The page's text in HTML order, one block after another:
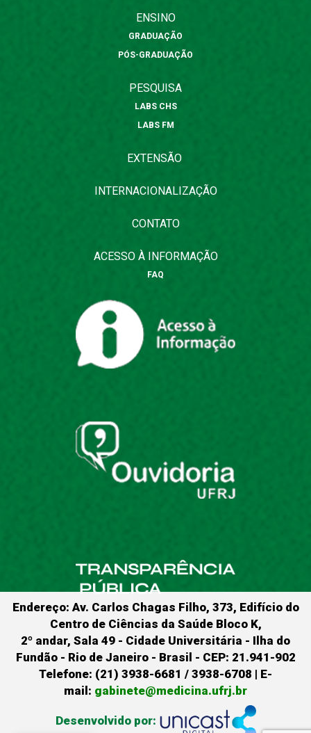
ENSINO
GRADUAÇÃO
PÓS-GRADUAÇÃO
PESQUISA
LABS CHS
LABS FM
EXTENSÃO
INTERNACIONALIZAÇÃO
CONTATO
ACESSO À INFORMAÇÃO
FAQ
Endereço: Av. Carlos Chagas Filho, 373, Edifício do
Centro de Ciências da Saúde Bloco K,
2º andar, Sala 49 - Cidade Universitária - Ilha do
Fundão - Rio de Janeiro - Brasil - CEP: 21.941-902
Telefone: (21) 3938-6681 / 3938-6708 | E-
mail: gabinete@medicina.ufrj.br
Desenvolvido por: